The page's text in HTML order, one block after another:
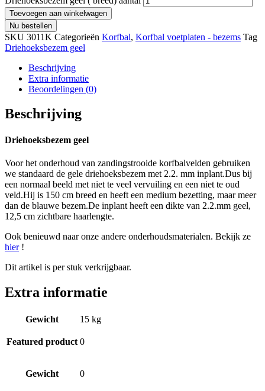
Toevoegen aan winkelwagen
Nu bestellen
SKU 3011K Categorieën Korfbal, Korfbal voetplaten - bezems Tag
Driehoeksbezem geel
Beschrijving
Extra informatie
Beoordelingen (0)
Beschrijving
Driehoeksbezem geel
Voor het onderhoud van zandingstrooide korfbalvelden gebruiken
we standaard de gele driehoeksbezem met 2.2. mm inplant.Dus bij
een normaal beeld met niet te veel vervuiling en een niet te oud
veld.Hij is 150 cm breed en heeft een medium bezetting, maar meer
dan de blauwe bezem.De inplant heeft een dikte van 2.2.mm geel,
12,5 cm zichtbare haarlengte.
Ook benieuwd naar onze andere onderhoudsmaterialen. Bekijk ze
hier!
Dit artikel is per stuk verkrijgbaar.
Extra informatie
Gewicht 15 kg
Featured product 0
Gewicht 0